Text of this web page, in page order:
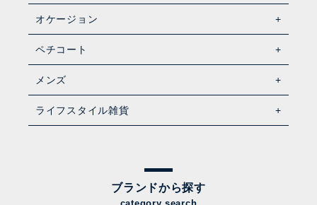
オケージョン
ペチコート
メンズ
ライフスタイル雑貨
ブランドから探す